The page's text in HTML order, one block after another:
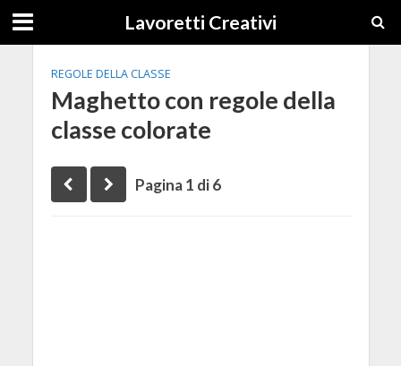
Lavoretti Creativi
REGOLE DELLA CLASSE
Maghetto con regole della
classe colorate
Pagina 1 di 6